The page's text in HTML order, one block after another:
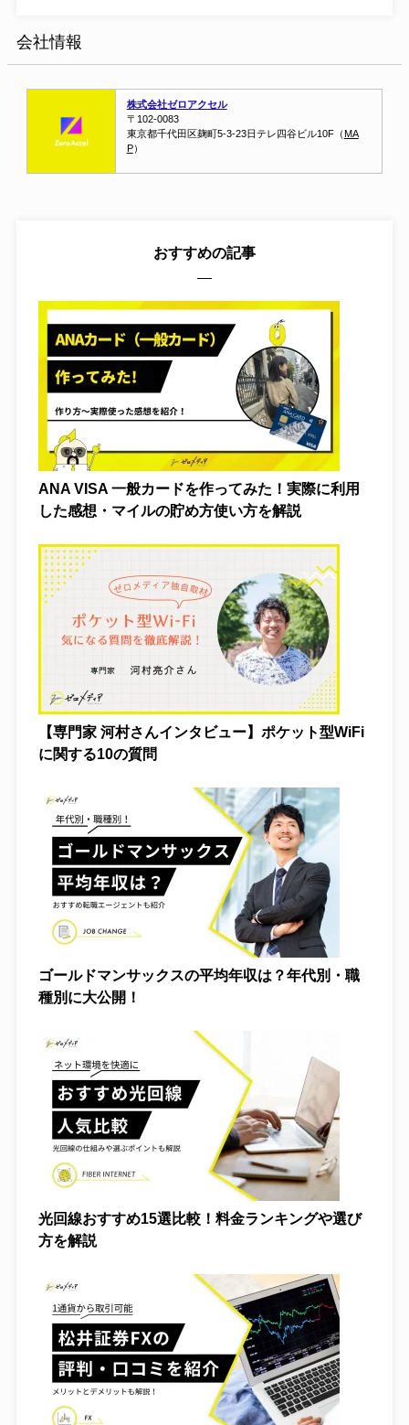
会社情報
株式会社ゼロアクセル
〒102-0083
東京都千代田区麹町5-3-23日テレ四谷ビル10F（MA
P）
おすすめの記事
ANA VISA 一般カードを作ってみた！実際に利用
した感想・マイルの貯め方使い方を解説
【専門家 河村さんインタビュー】ポケット型WiFi
に関する10の質問
ゴールドマンサックスの平均年収は？年代別・職
種別に大公開！
光回線おすすめ15選比較！料金ランキングや選び
方を解説